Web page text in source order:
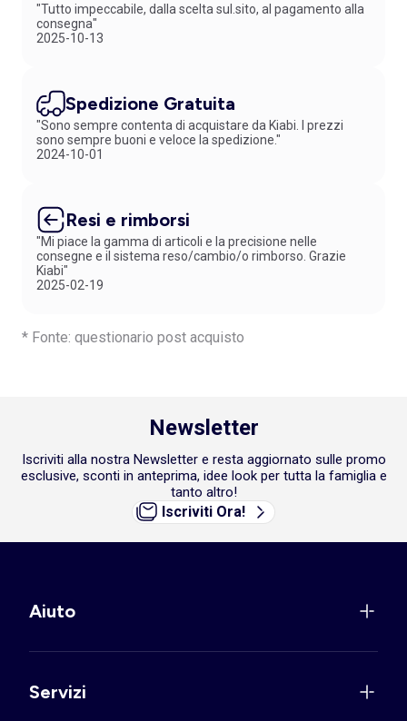
"Tutto impeccabile, dalla scelta sul.sito, al pagamento alla
consegna"
2025-10-13
Spedizione Gratuita
"Sono sempre contenta di acquistare da Kiabi. I prezzi
sono sempre buoni e veloce la spedizione."
2024-10-01
Resi e rimborsi
"Mi piace la gamma di articoli e la precisione nelle
consegne e il sistema reso/cambio/o rimborso. Grazie
Kiabi"
2025-02-19
* Fonte: questionario post acquisto
Newsletter
Iscriviti alla nostra Newsletter e resta aggiornato sulle promo
esclusive, sconti in anteprima, idee look per tutta la famiglia e
tanto altro!
Iscriviti Ora!
Aiuto
Servizi